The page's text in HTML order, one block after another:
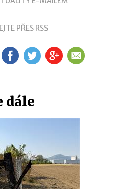
PŘES RSS
FB TW GP EM
dále